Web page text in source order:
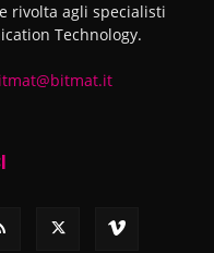
rivolta agli specialisti
Technology.